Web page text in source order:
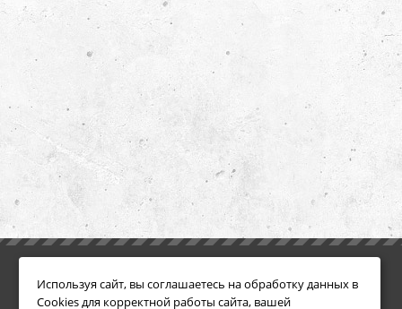
Условия возврата
Акции
Используя сайт, вы соглашаетесь на обработку данных в
Cookies для корректной работы сайта, вашей